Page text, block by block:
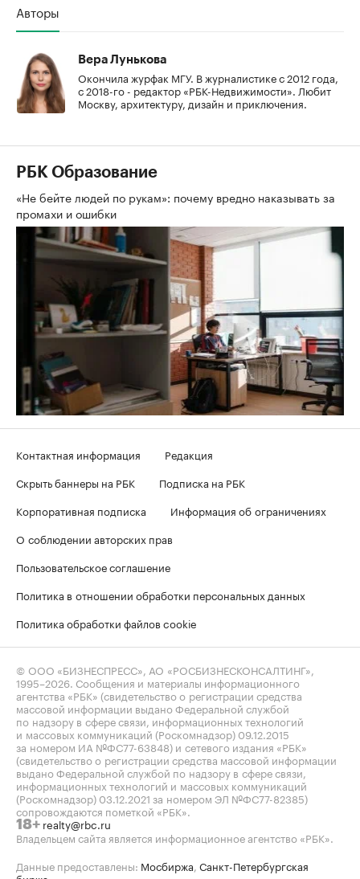
Авторы
Вера Лунькова
Окончила журфак МГУ. В журналистике с 2012 года,
с 2018-го - редактор «РБК-Недвижимости». Любит
Москву, архитектуру, дизайн и приключения.
РБК Образование
«Не бейте людей по рукам»: почему вредно наказывать за
промахи и ошибки
Контактная информация
Редакция
Скрыть баннеры на РБК
Подписка на РБК
Корпоративная подписка
Информация об ограничениях
О соблюдении авторских прав
Пользовательское соглашение
Политика в отношении обработки персональных данных
Политика обработки файлов cookie
© ООО «БИЗНЕСПРЕСС», АО «РОСБИЗНЕСКОНСАЛТИНГ»,
1995–2026 . Сообщения и материалы информационного
агентства «РБК» (свидетельство о регистрации средства
массовой информации выдано Федеральной службой
по надзору в сфере связи, информационных технологий
и массовых коммуникаций (Роскомнадзор) 09.12.2015
за номером ИА №ФС77-63848) и сетевого издания «РБК»
(свидетельство о регистрации средства массовой информации
выдано Федеральной службой по надзору в сфере связи,
информационных технологий и массовых коммуникаций
(Роскомнадзор) 03.12.2021 за номером ЭЛ №ФС77-82385)
сопровождаются пометкой «РБК».
18+ realty@rbc.ru
Владельцем сайта является информационное агентство «РБК».
Данные предоставлены: Мосбиржа Санкт-Петербургская